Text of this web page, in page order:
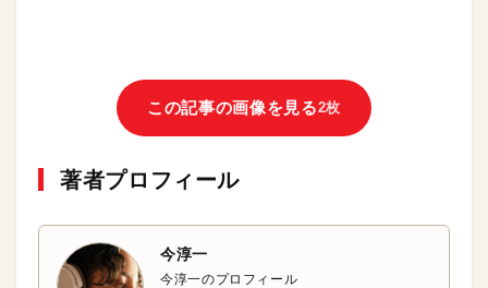
この記事の画像を見る2枚
著者プロフィール
今淳一
今淳一のプロフィール